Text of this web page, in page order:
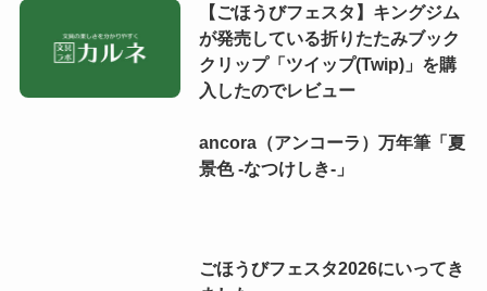
【ごほうびフェスタ】キングジム
が発売している折りたたみブック
クリップ「ツイップ(Twip)」を購
入したのでレビュー
ancora（アンコーラ）万年筆「夏
景色 -なつけしき-」
ごほうびフェスタ2026にいってき